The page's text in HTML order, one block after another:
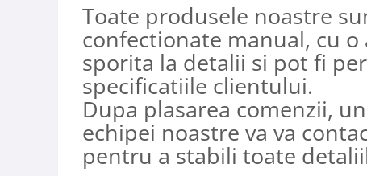
Toate produsele noastre
confectionate manual, cu o
sporita la detalii si pot fi
specificatiile clientului.
Dupa plasarea comenzii,
echipei noastre va va
pentru a stabili toate